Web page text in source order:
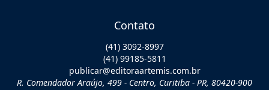
Contato
(41) 3092-8997
(41) 99185-5811
publicar@editoraartemis.com.br
R. Comendador Araújo, 499 - Centro, Curitiba - PR, 80420-900